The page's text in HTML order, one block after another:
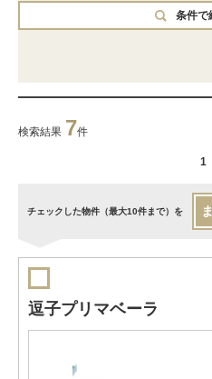
条件で
検索結果 7件
1
チェックした物件（最大10件まで）を
逗子プリマベーラ